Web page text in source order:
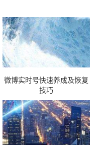
微博实时号快速养成及恢复
技巧